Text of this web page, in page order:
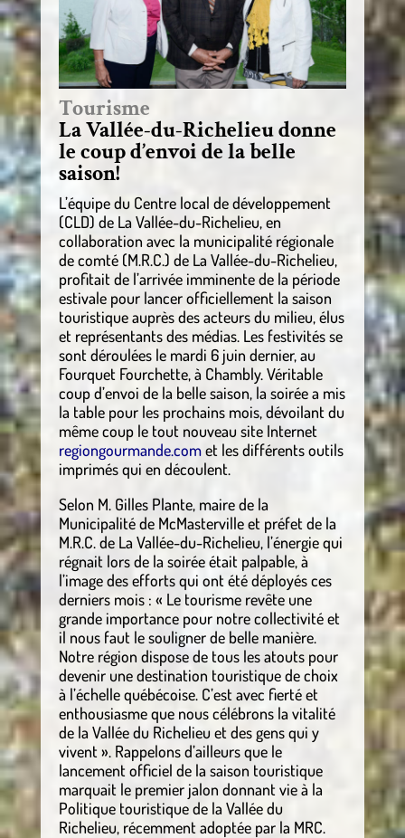
Tourisme
La Vallée-du-Richelieu donne
le coup d’envoi de la belle
saison!
L’équipe du Centre local de développement
(CLD) de La Vallée-du-Richelieu, en
collaboration avec la municipalité régionale
de comté (M.R.C.) de La Vallée-du-Richelieu,
profitait de l’arrivée imminente de la période
estivale pour lancer officiellement la saison
touristique auprès des acteurs du milieu, élus
et représentants des médias. Les festivités se
sont déroulées le mardi 6 juin dernier, au
Fourquet Fourchette, à Chambly. Véritable
coup d’envoi de la belle saison, la soirée a mis
la table pour les prochains mois, dévoilant du
même coup le tout nouveau site Internet
regiongourmande.comet les différents outils
imprimés qui en découlent.
Selon M. Gilles Plante, maire de la
Municipalité de McMasterville et préfet de la
M.R.C. de La Vallée-du-Richelieu, l’énergie qui
régnait lors de la soirée était palpable, à
l’image des efforts qui ont été déployés ces
derniers mois : « Le tourisme revête une
grande importance pour notre collectivité et
il nous faut le souligner de belle manière.
Notre région dispose de tous les atouts pour
devenir une destination touristique de choix
à l’échelle québécoise. C’est avec fierté et
enthousiasme que nous célébrons la vitalité
de la Vallée du Richelieu et des gens qui y
vivent ». Rappelons d’ailleurs que le
lancement officiel de la saison touristique
marquait le premier jalon donnant vie à la
Politique touristique de la Vallée du
Richelieu, récemment adoptée par la MRC.